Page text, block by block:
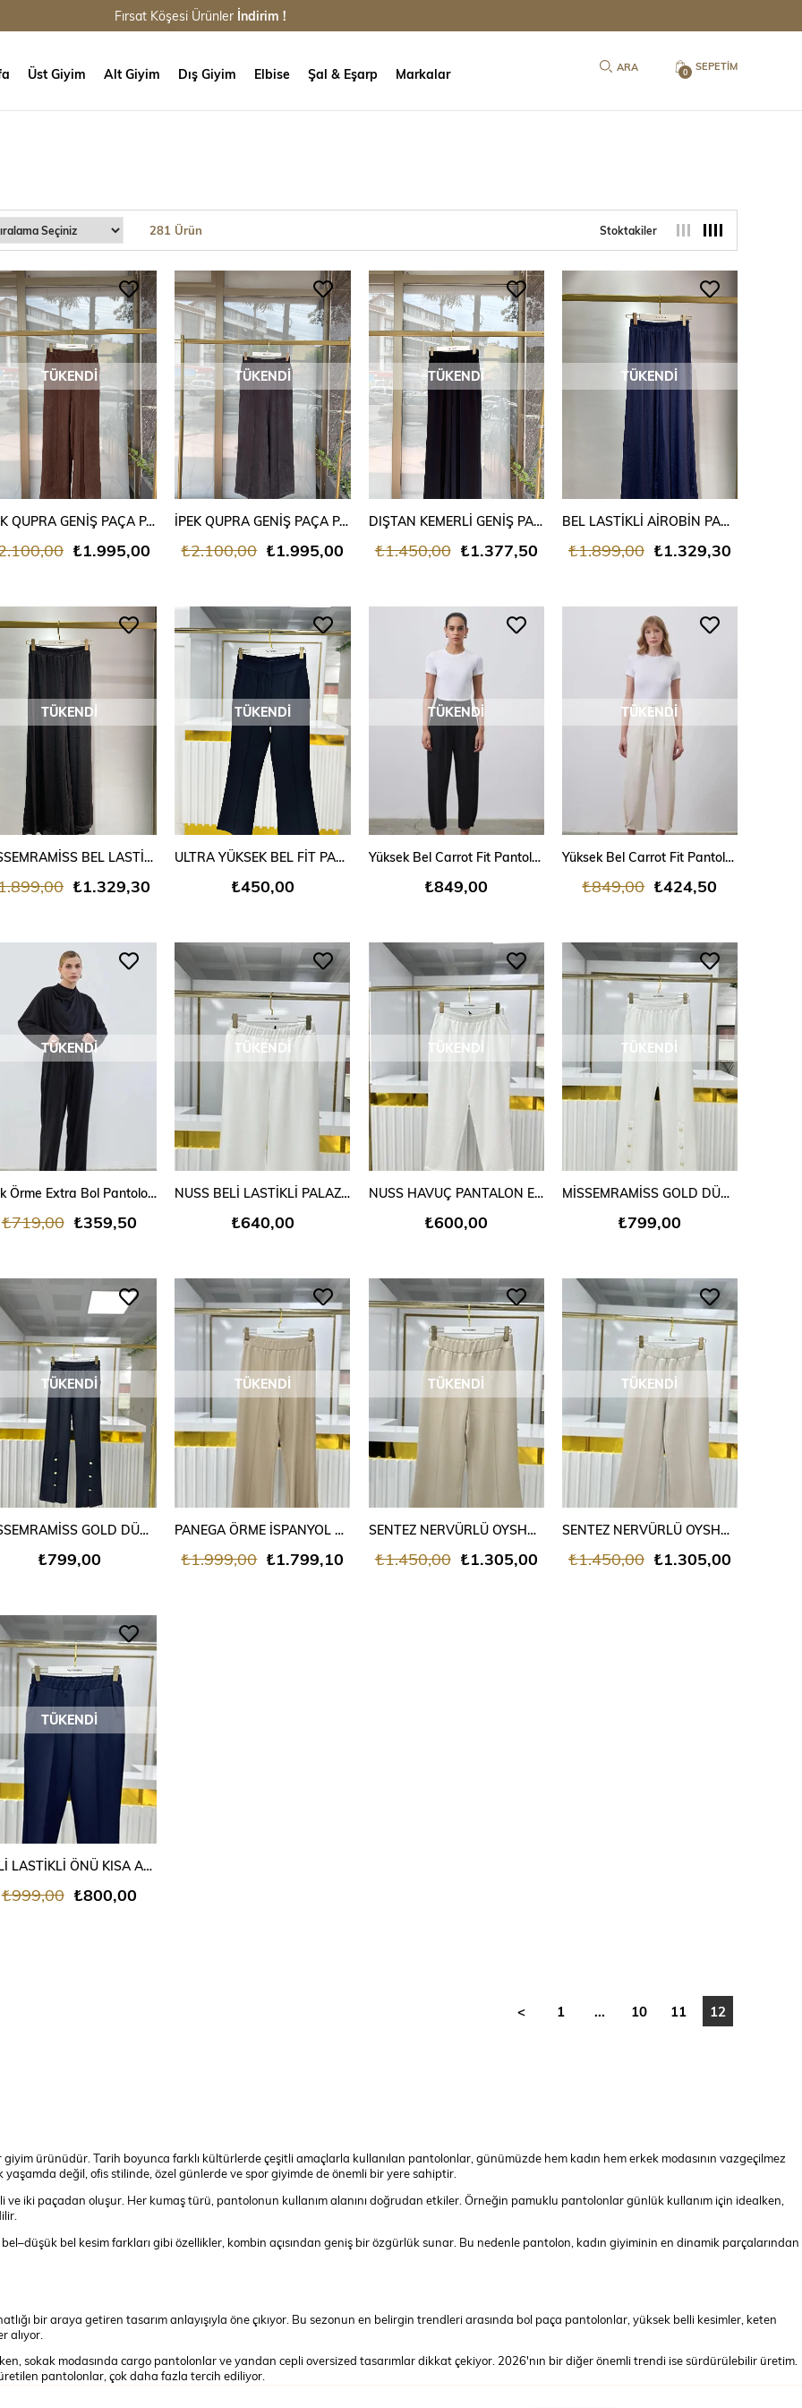
Fırsat Köşesi Ürünler İndirim !
SEPETIM
0
Üst Giyim Alt Giyim Dış Giyim Elbise Şal & Eşarp Markalar
Stoktakiler
281 Ürün
TÜKENDI
İPEK QUPRA GENİŞ PAÇA PANTALON
₺1.995,00
TÜKENDI
İPEK QUPRA GENİŞ PAÇA PANTALON
₺1.995,00
₺2.100,00
TÜKENDI
DIŞTAN KEMERLİ GENİŞ PAÇA PANTALON
₺1.377,50
₺1.450,00
TÜKENDI
BEL LASTİKLİ AİROBİN PANTALON LACİVERT
₺1.329,30
₺1.899,00
TÜKENDI
MİSSEMRAMİSS BEL LASTİKLİ AİROBİN PANTOLON SİYAH
₺1.329,30
TÜKENDI
ULTRA YÜKSEK BEL FİT PANTALON SİYAH
₺450,00
TÜKENDI
Yüksek Bel Carrot Fit Pantolon Siyah
₺849,00
TÜKENDI
Yüksek Bel Carrot Fit Pantolon Kemik
₺424,50
₺849,00
TÜKENDI
İpek Örme Extra Bol Pantolon Siyah
₺359,50
₺719,00
TÜKENDI
NUSS BELİ LASTİKLİ PALAZZO PANTALON BEYAZ
₺640,00
TÜKENDI
NUSS HAVUÇ PANTALON EKRU
₺600,00
TÜKENDI
MİSSEMRAMİSS GOLD DÜĞME DETAYLI BLAZER PANTOLON-EKRU
₺799,00
TÜKENDI
MİSSEMRAMİSS GOLD DÜĞME DETAYLI BLAZER PANTOLON SİYAH
₺799,00
TÜKENDI
PANEGA ÖRME İSPANYOL PAÇA PANTALON BEJ
₺1.799,10
₺1.999,00
TÜKENDI
SENTEZ NERVÜRLÜ OYSHO DUBLE PAÇA PANTOLON BEJ
₺1.305,00
₺1.450,00
TÜKENDI
SENTEZ NERVÜRLÜ OYSHO DUBLE PAÇA PANTOLON TAŞ
₺1.305,00
₺1.450,00
TÜKENDI
BELİ LASTİKLİ ÖNÜ KISA ARKASI UZUN PANTALON LACİVERT
₺800,00
₺999,00
< 1 ... 10 11 12
ürünüdür. Tarih boyunca farklı kültürlerde çeşitli amaçlarla kullanılan pantolonlar, günümüzde hem kadın hem erkek modasının vazgeçilmez
değil, ofis stilinde, özel günlerde ve spor giyimde de önemli bir yere sahiptir.
ve iki paçadan oluşur. Her kumaş türü, pantolonun kullanım alanını doğrudan etkiler. Örneğin pamuklu pantolonlar günlük kullanım için idealken,
bel kesim farkları gibi özellikler, kombin açısından geniş bir özgürlük sunar. Bu nedenle pantolon, kadın giyiminin en dinamik parçalarından
bir araya getiren tasarım anlayışıyla öne çıkıyor. Bu sezonun en belirgin trendleri arasında bol paça pantolonlar, yüksek belli kesimler, keten
alıyor.
sokak modasında cargo pantolonlar ve yandan cepli oversized tasarımlar dikkat çekiyor. 2026'nın bir diğer önemli trendi ise sürdürülebilir üretim.
pantolonlar, çok daha fazla tercih ediliyor.